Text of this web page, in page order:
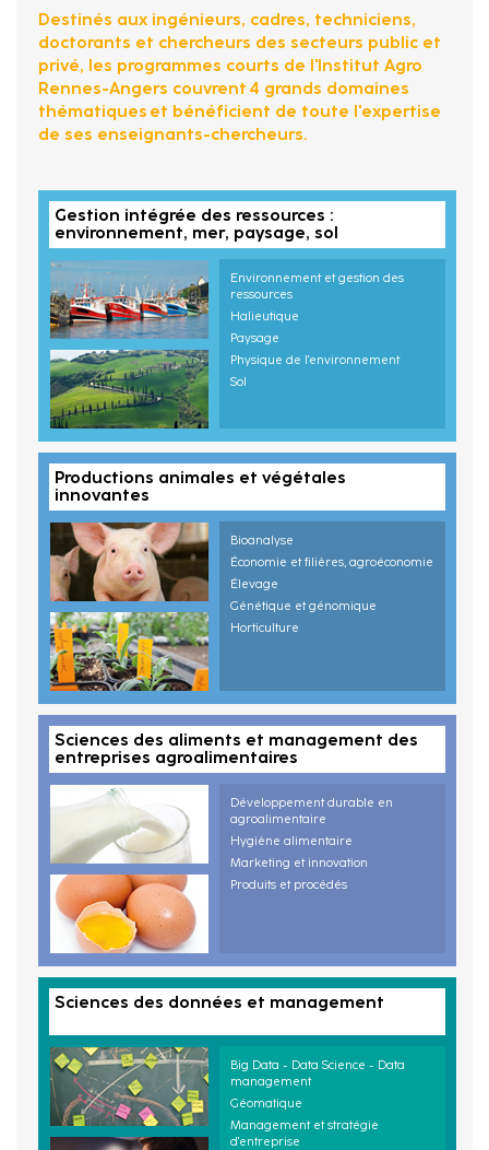
Destinés aux ingénieurs, cadres, techniciens,
doctorants et chercheurs des secteurs public et
privé, les programmes courts de l'Institut Agro
Rennes-Angers couvrent 4 grands domaines
thématiques et bénéficient de toute l'expertise
de ses enseignants-chercheurs.
Gestion intégrée des ressources :
environnement, mer, paysage, sol
Environnement et gestion des
ressources
Halieutique
Paysage
Physique de l'environnement
Sol
Productions animales et végétales
innovantes
Bioanalyse
Économie et filières, agroéconomie
Élevage
Génétique et génomique
Horticulture
Sciences des aliments et management des
entreprises agroalimentaires
Développement durable en
agroalimentaire
Hygiène alimentaire
Marketing et innovation
Produits et procédés
Sciences des données et management
Big Data - Data Science - Data
management
Géomatique
Management et stratégie
d'entreprise